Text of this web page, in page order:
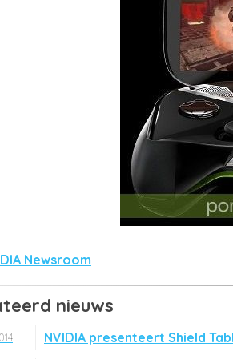
Newsroom
nieuws
NVIDIA presenteert Shield